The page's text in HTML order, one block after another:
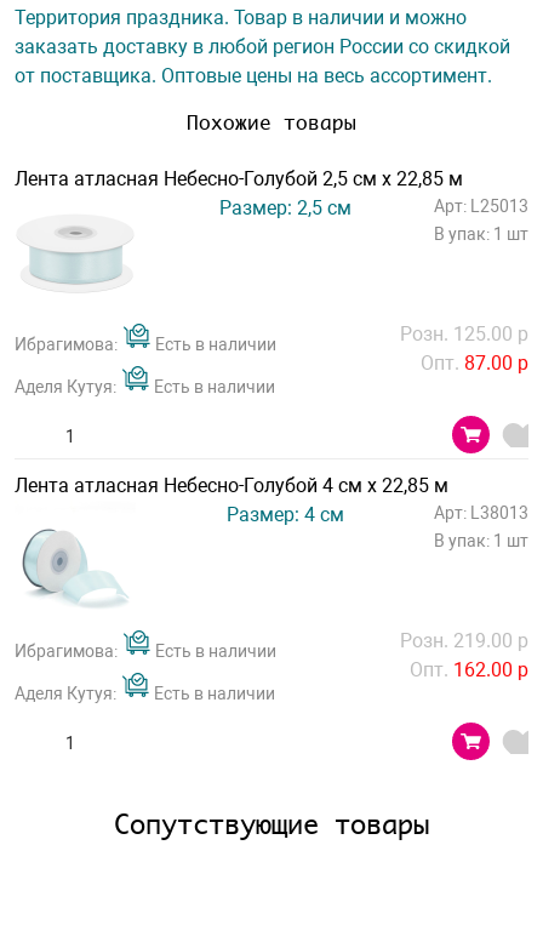
Территория праздника. Товар в наличии и можно
заказать доставку в любой регион России со скидкой
от поставщика. Оптовые цены на весь ассортимент.
Похожие товары
Лента атласная Небесно-Голубой 2,5 см х 22,85 м
Размер: 2,5 см
Арт: L25013
В упак: 1 шт
Ибрагимова: Есть в наличии
Аделя Кутуя: Есть в наличии
Розн. 125.00 р
Опт. 87.00 р
Лента атласная Небесно-Голубой 4 см х 22,85 м
Размер: 4 см
Арт: L38013
В упак: 1 шт
Ибрагимова: Есть в наличии
Аделя Кутуя: Есть в наличии
Розн. 219.00 р
Опт. 162.00 р
Сопутствующие товары